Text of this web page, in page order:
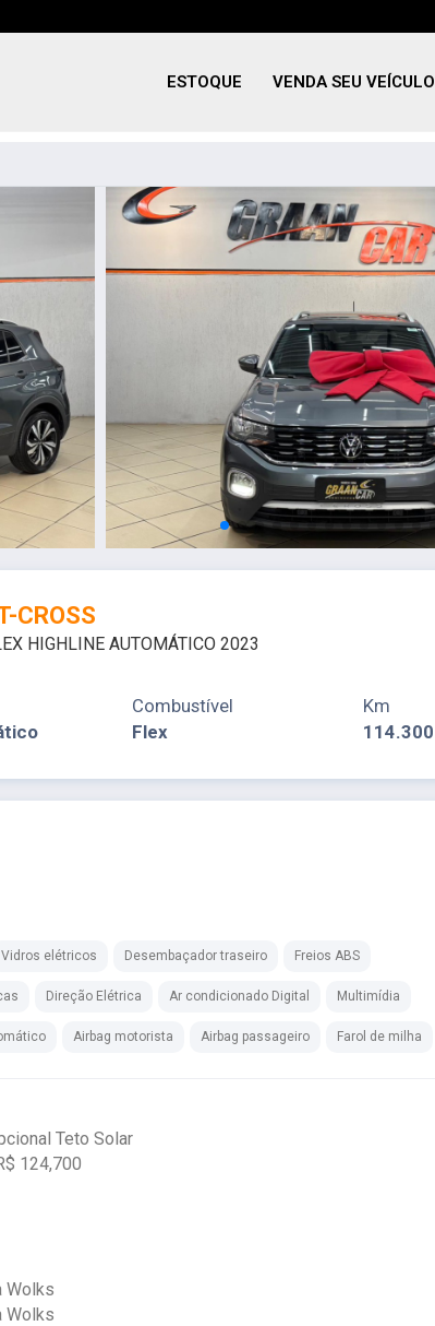
ESTOQUE VENDA SEU VEÍCULO
CROSS
HIGHLINE AUTOMÁTICO 2023
Combustível
Flex
Km
114.300
Vidros elétricos Desembaçador traseiro Freios ABS
Direção Elétrica Ar condicionado Digital Multimídia
Airbag motorista Airbag passageiro Farol de milha
Teto Solar
124,700
Wolks
Wolks